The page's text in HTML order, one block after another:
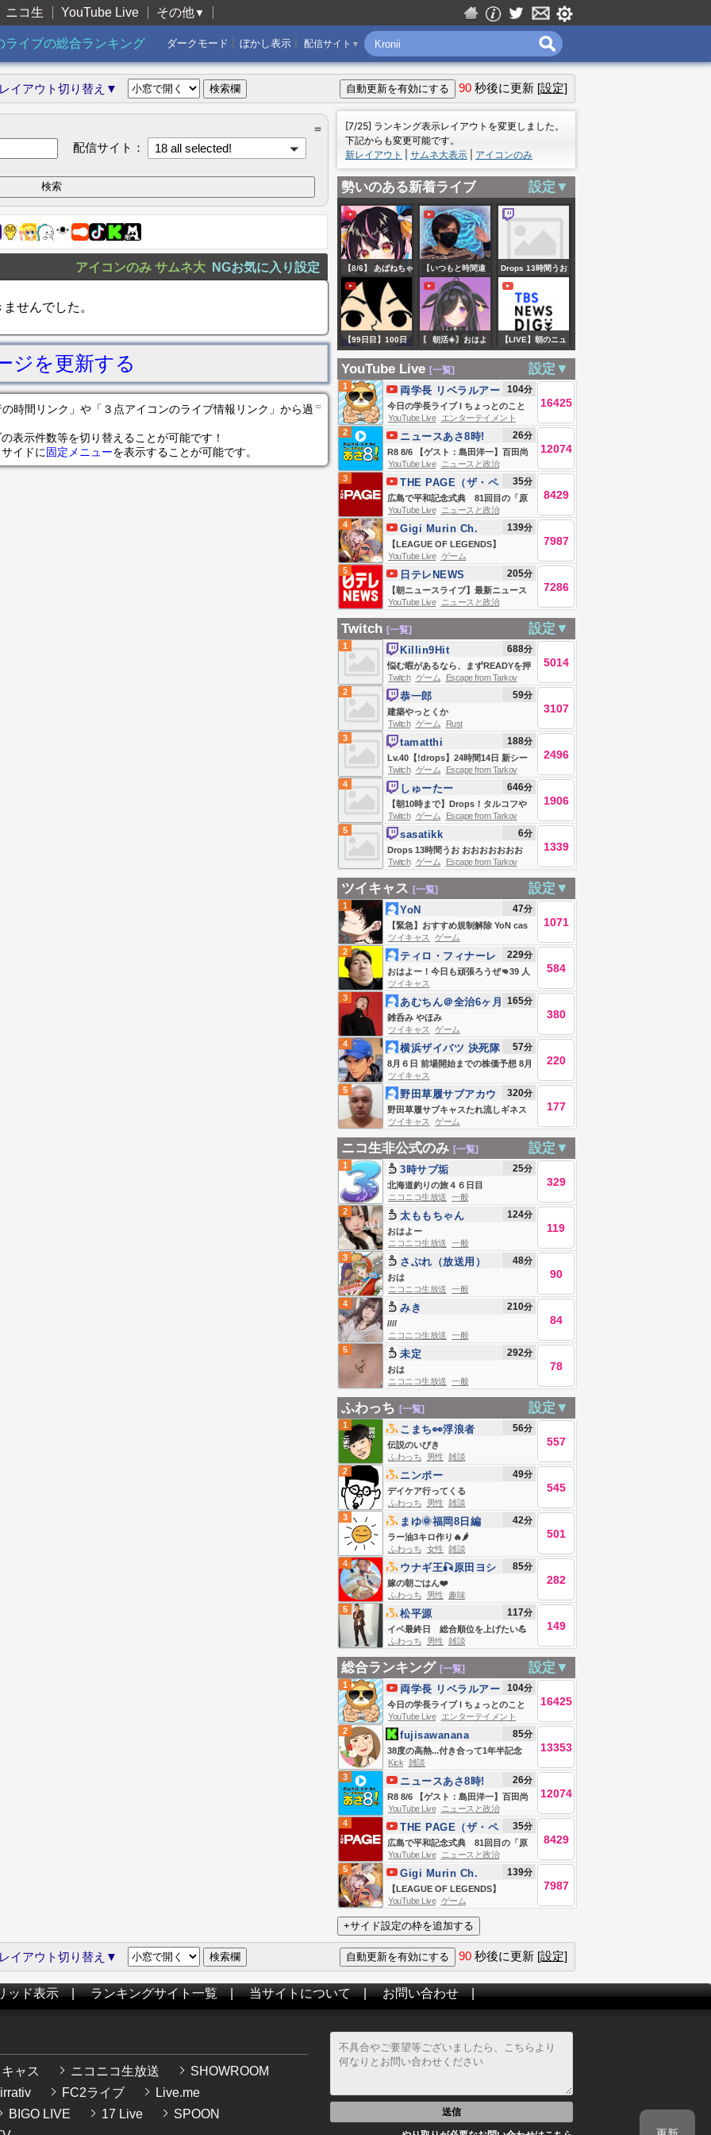
ニコ生 YouTube Live その他▼
ライブの総合ランキング 配信サイト ▼
ぼかし表示
ダークモード
イアウト切り替え▼ 90 秒後に更新 [設定]
＝
配信サイト：
18 all selected!
アイコンのみ サムネ大 NGお気に入り設定
せんでした。
ジを更新する
＝
時間リンク」や「３点アイコンのライブ情報リンク」から過
表示件数等を切り替えることが可能です！
イドに固定メニューを表示することが可能です。
[7/25] ランキング表示レイアウトを変更しました。
下記からも変更可能です。
新レイアウト
サムネ大表示 アイコンのみ
勢いのある新着ライブ 設定▼
【8/6】 あばねちゃ
んの日本株実況中
継 【配信519回
目】
【いつもと時間違
います】【サンデ
ィスクさ
ん・・・】株のデ
イトレード予習ラ
Drops 13時間うお
おおおおおおお
Escape From
Tarkov
【99日目】100日
後にパターで
男
〖 朝活☀️〗おはよ
うドライブ🚗💨ひ
とりで脳みそぱっ
かーんできるか
な？〖 にじさんじ /
夜牛詩乃 〗
【LIVE】朝のニュ
ース（Japan
News Digest
Live）最新情報な
ど｜TBS NEWS
DIG（8月6日）
YouTube Live [一覧] 設定▼
1
今日の学長ライブ l ちょっとのこと
でへこたれるんじゃねぇ/【登頂報
告】コロナ禍にリベと出会って6年、
資産5,000万円達成した父の手紙/資
産数千万なのに牛肉100gが買えない/
【8/6 8:30まで
両学長 リベラルアー
ツ大学
104分
16425
YouTube Live
エンターテイメント
2
R8 8/6 【ゲスト：島田洋一】百田尚
樹・有本香のニュース生放送 あさ8
時！ 第892回
ニュースあさ8時! 26分
12074
YouTube Live
ニュースと政治
3
広島で平和記念式典 81回目の「原
爆の日」（2026年8月6日）
THE PAGE（ザ・ペ
ージ）
35分
8429
YouTube Live
ニュースと政治
4
【LEAGUE OF LEGENDS】
RISEEEEEEEEEEEEEEE
RISEEEEEEEEEEEEEEEEE
Gigi Murin Ch.
hololive-EN
139分
7987
YouTube Live ゲーム
5
【朝ニュースライブ】最新ニュース
と生活情報（8月6日） ──THE
LATEST NEWS SUMMARY（日テレ
NEWS LIVE）
日テレNEWS 205分
7286
YouTube Live ニュースと政治
Twitch [一覧] 設定▼
1
悩む暇があるなら、まずREADYを押
す
Killin9Hit 688分
5014
Twitch ゲーム
Escape from Tarkov
2
建築やっとくか
恭一郎 59分
3107
Twitch ゲーム
Rust
3
Lv.40【!drops】24時間14日 新シー
ズン最前線攻略TV w/nairusan
tamatthi 188分
2496
Twitch ゲーム
Escape from Tarkov
4
【朝10時まで】Drops！タルコフや
るぞおおお。【アレルギー>イブプ
ロ/スクアッシュ/?】
しゅーたー 646分
1906
Twitch ゲーム
Escape from Tarkov
5
Drops 13時間うお おおおおおおお
Escape From Tarkov
sasatikk 6分
1339
Twitch ゲーム Escape from Tarkov
ツイキャス [一覧] 設定▼
1
【緊急】おすすめ規制解除 YoN cas
YoN 47分
1071
ツイキャス
ゲーム
2
おはよー！今日も頑張ろうぜ👊39 人
生楽笑！
ティロ・フィナーレ
加川
229分
584
ツイキャス
3
雑呑み やほみ
あむちん＠全治6ヶ月 165分
380
ツイキャス
ゲーム
4
8月６日 前場開始までの株価予想 8月
６日 (朝)前場開始までの株価予想
横浜ザイバツ 決死隊 57分
220
ツイキャス
5
野田草履サブキャスたれ流しギネス
記録 Live #839137178
野田草履サブアカウ
ント
320分
177
ツイキャス ゲーム
ニコ生非公式のみ [一覧] 設定▼
1
北海道釣りの旅４６日目
3時サブ垢 25分
329
ニコニコ生放送 一般
2
おはよー
太ももちゃん 124分
119
ニコニコ生放送 一般
3
おは
さぶれ（放送用） 48分
90
ニコニコ生放送 一般
4
////
みき 210分
84
ニコニコ生放送 一般
5
おは
未定 292分
78
ニコニコ生放送 一般
ふわっち [一覧] 設定▼
1
伝説のいびき
こまち👀浮浪者 56分
557
ふわっち 男性 雑談
2
デイケア行ってくる
ニンポー 49分
545
ふわっち 男性 雑談
3
ラー油3キロ作り🔥🌶️
まゆ🌞福岡8日編 42分
501
ふわっち 女性 雑談
4
嫁の朝ごはん❤️
ウナギ王🎣原田ヨシ
キ
85分
282
ふわっち 男性
趣味
5
イベ最終日 総合順位を上げたい💪
松平源 117分
149
ふわっち 男性 雑談
総合ランキング [一覧] 設定▼
1
今日の学長ライブ l ちょっとのこと
でへこたれるんじゃねぇ/【登頂報
告】コロナ禍にリベと出会って6年、
資産5,000万円達成した父の手紙/資
産数千万なのに牛肉100gが買えない/
【8/6 8:30まで
両学長 リベラルアー
ツ大学
104分
16425
YouTube Live
エンターテイメント
2
38度の高熱...付き合って1年半記念
日。新作Tシャツ撮影会！ステッカー
もできたよ。面接あり。(ミラー
&amp;アーカイブ無断使用禁止)
fujisawanana 85分
13353
Kick 雑談
3
R8 8/6 【ゲスト：島田洋一】百田尚
樹・有本香のニュース生放送 あさ8
時！ 第892回
ニュースあさ8時! 26分
12074
YouTube Live
ニュースと政治
4
広島で平和記念式典 81回目の「原
爆の日」（2026年8月6日）
THE PAGE（ザ・ペ
ージ）
35分
8429
YouTube Live
ニュースと政治
5
【LEAGUE OF LEGENDS】
RISEEEEEEEEEEEEEEE
RISEEEEEEEEEEEEEEEEE
Gigi Murin Ch.
hololive-EN
139分
7987
YouTube Live ゲーム
イアウト切り替え▼ 90 秒後に更新 [設定]
ッド表示|ランキングサイト一覧|当サイトについて|お問い合わせ|
ャス ニコニコ生放送
SHOWROOM
FC2ライブ
Live.me
BIGO LIVE
17 Live
SPOON
送信